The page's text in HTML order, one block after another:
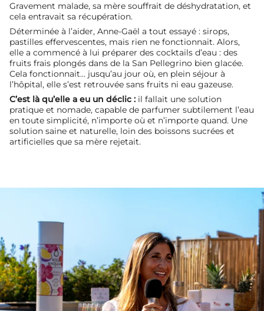
Gravement malade, sa mère souffrait de déshydratation, et
cela entravait sa récupération.
Déterminée à l’aider, Anne-Gaël a tout essayé : sirops,
pastilles effervescentes, mais rien ne fonctionnait. Alors,
elle a commencé à lui préparer des cocktails d’eau : des
fruits frais plongés dans de la San Pellegrino bien glacée.
Cela fonctionnait… jusqu’au jour où, en plein séjour à
l’hôpital, elle s’est retrouvée sans fruits ni eau gazeuse.
C’est là qu’elle a eu un déclic : il fallait une solution
pratique et nomade, capable de parfumer subtilement l’eau
en toute simplicité, n’importe où et n’importe quand. Une
solution saine et naturelle, loin des boissons sucrées et
artificielles que sa mère rejetait.